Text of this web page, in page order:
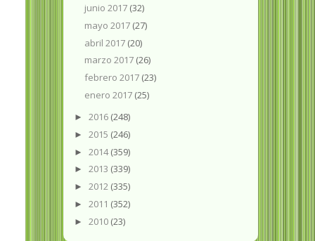
junio 2017 (32)
mayo 2017 (27)
abril 2017 (20)
marzo 2017 (26)
febrero 2017 (23)
enero 2017 (25)
► 2016 (248)
► 2015 (246)
► 2014(359)
► 2013 (339)
► 2012 (335)
► 2011 (352)
► 2010 (23)